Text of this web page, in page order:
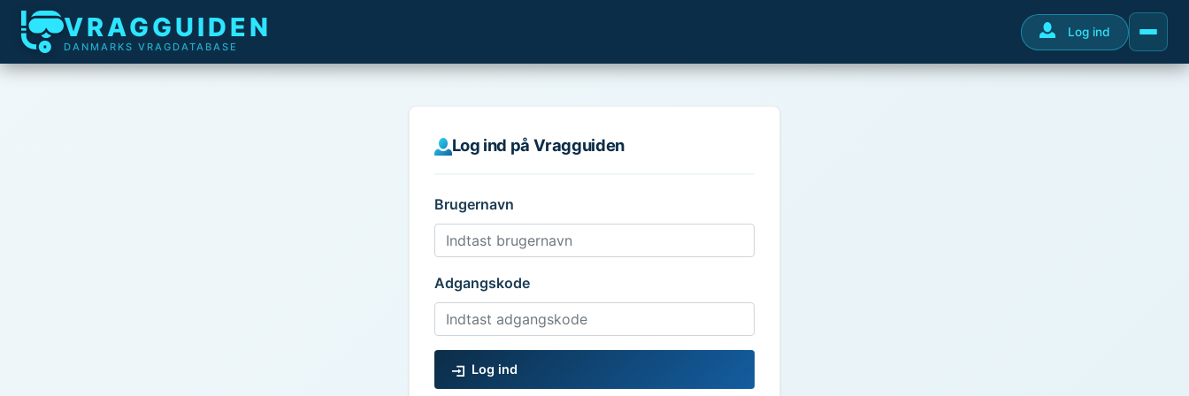
VRAGGUIDEN
DANMARKS VRAGDATABASE
Log ind
Log ind på Vragguiden
Brugernavn
Adgangskode
Log ind